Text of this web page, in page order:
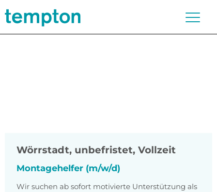
Wörrstadt, unbefristet, Vollzeit
Montagehelfer (m/w/d)
Wir suchen ab sofort motivierte Unterstützung als